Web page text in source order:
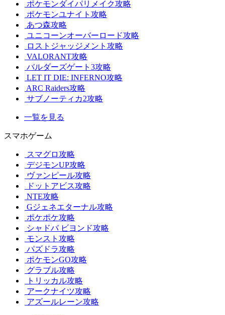
ポケモンダイパリメイク攻略
ポケモンユナイト攻略
あつ森攻略
ユニコーンオーバーロード攻略
ロストジャッジメント攻略
VALORANT攻略
バルダーズゲート3攻略
LET IT DIE: INFERNO攻略
ARC Raiders攻略
サブノーティカ2攻略
一覧を見る
スマホゲーム
スマグロ攻略
デジモンUP攻略
ヴァンピール攻略
ドットアビス攻略
NTE攻略
Gジェネエターナル攻略
ポケポケ攻略
シャドバ ビヨンド攻略
モンスト攻略
パズドラ攻略
ポケモンGO攻略
グラブル攻略
トリッカル攻略
アークナイツ攻略
アズールレーン攻略